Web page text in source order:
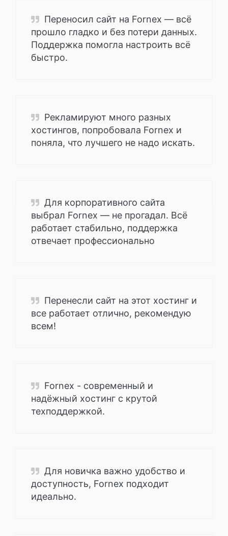
Переносил сайт на Fornex — всё
прошло гладко и без потери данных.
Поддержка помогла настроить всё
быстро.
Рекламируют много разных
хостингов, попробовала Fornex и
поняла, что лучшего не надо искать.
Для корпоративного сайта
выбрал Fornex — не прогадал. Всё
работает стабильно, поддержка
отвечает профессионально
Перенесли сайт на этот хостинг и
все работает отлично, рекомендую
всем!
Fornex - современный и
надёжный хостинг с крутой
техподдержкой.
Для новичка важно удобство и
доступность, Fornex подходит
идеально.